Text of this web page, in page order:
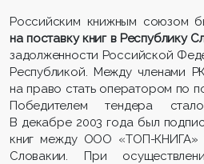
Российским книжным союзом
на поставку книг в Республику
задолженности Российской
Республикой. Между членами
на право стать оператором по
Победителем тендера
В декабре 2003 года был
книг между ООО «ТОП-КНИГА»
Словакии. При